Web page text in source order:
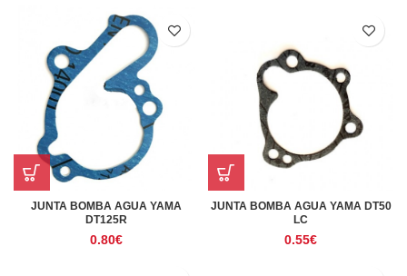
JUNTA BOMBA AGUA YAMA
DT125R
0.80€
JUNTA BOMBA AGUA YAMA DT50
LC
0.55€